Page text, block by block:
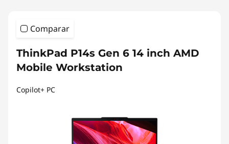
Comparar
ThinkPad P14s Gen 6 14 inch AMD
Mobile Workstation
Copilot+ PC